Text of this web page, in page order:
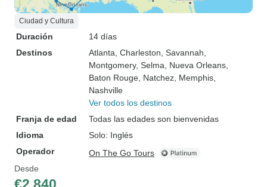
Ciudad y Cultura
Duración
14 días
Destinos
Atlanta , Charleston , Savannah
Montgomery, Selma , Nueva Orleans
Baton Rouge , Natchez , Memphis
Nashville
Ver todos los destinos
Franja de edad
Todas las edades son bienvenidas
Idioma
Solo: Inglés
Operador
On The Go Tours
Desde